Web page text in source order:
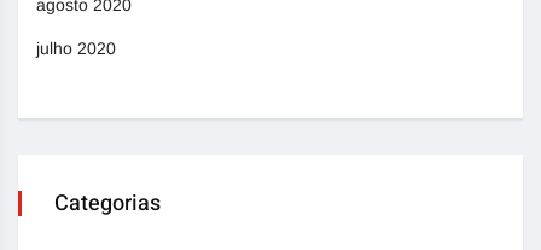
agosto 2020
julho 2020
Categorias